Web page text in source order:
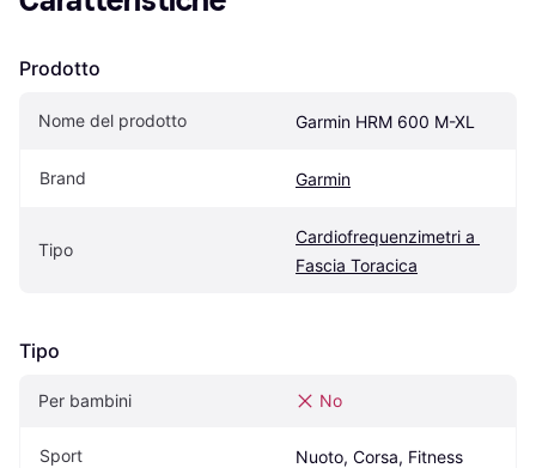
Prodotto
Nome del prodotto Garmin HRM 600 M-XL
Brand Garmin
Tipo
Cardiofrequenzimetri a
Fascia Toracica
Tipo
Per bambini No
Sport Nuoto, Corsa, Fitness